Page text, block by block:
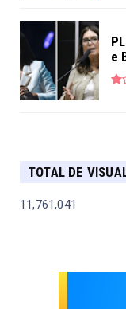
e
TOTAL DE
11,761,041